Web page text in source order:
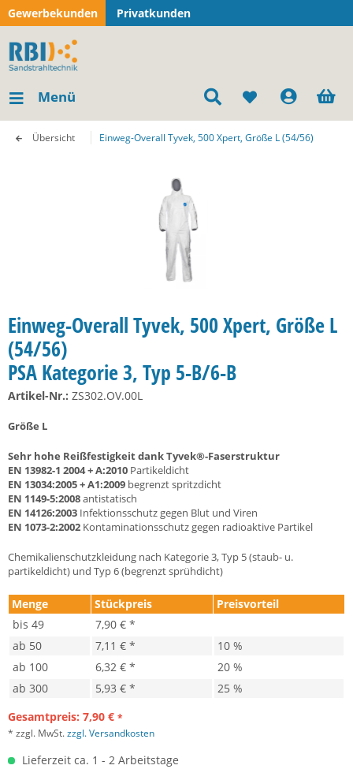
Gewerbekunden Privatkunden
Menü
Übersicht Einweg-Overall Tyvek, 500 Xpert, Größe L (54/56)
Einweg-Overall Tyvek, 500 Xpert, Größe L
(54/56)
PSA Kategorie 3, Typ 5-B/6-B
Artikel-Nr.: ZS302.OV.00L
Größe L
Sehr hohe Reißfestigkeit dank Tyvek®-Faserstruktur
EN 13982-1 2004 + A:2010 Partikeldicht
EN 13034:2005 + A1:2009 begrenzt spritzdicht
EN 1149-5:2008antistatisch
EN 14126:2003 Infektionsschutz gegen Blut und Viren
EN 1073-2:2002 Kontaminationsschutz gegen radioaktive Partikel
Chemikalienschutzkleidung nach Kategorie 3, Typ 5 (staub- u.
partikeldicht) und Typ 6 (begrenzt sprühdicht)
Menge Stückpreis
Preisvorteil
bis 49
7,90 € *
ab 50 7,11 € *
10 %
ab 100 6,32 € *
20 %
ab 300 5,93 € *
25 %
Gesamtpreis: 7,90 € *
* zzgl. MwSt.zzgl. Versandkosten
Lieferzeit ca. 1 - 2 Arbeitstage